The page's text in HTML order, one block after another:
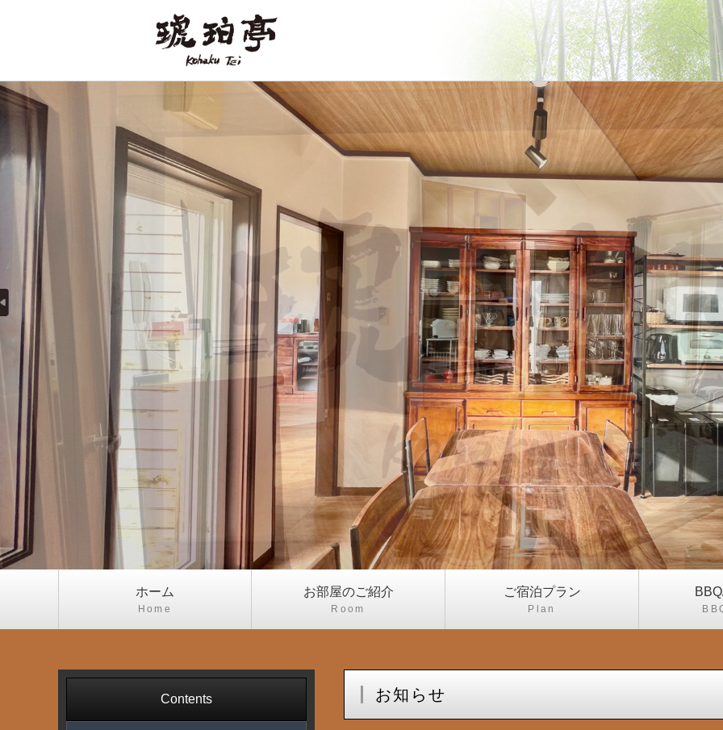
ホーム
Home
お部屋のご紹介
Room
ご宿泊プラン
Plan
お知らせ
Contents